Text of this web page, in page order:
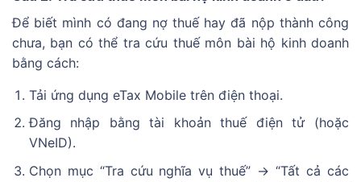
Để biết mình có đang nợ thuế hay đã nộp thành công
chưa, bạn có thể tra cứu thuế môn bài hộ kinh doanh
bằng cách:
Tải ứng dụng eTax Mobile trên điện thoại.
Đăng nhập bằng tài khoản thuế điện tử (hoặc
VNeID).
Chọn mục “Tra cứu nghĩa vụ thuế” -> “Tất cả các